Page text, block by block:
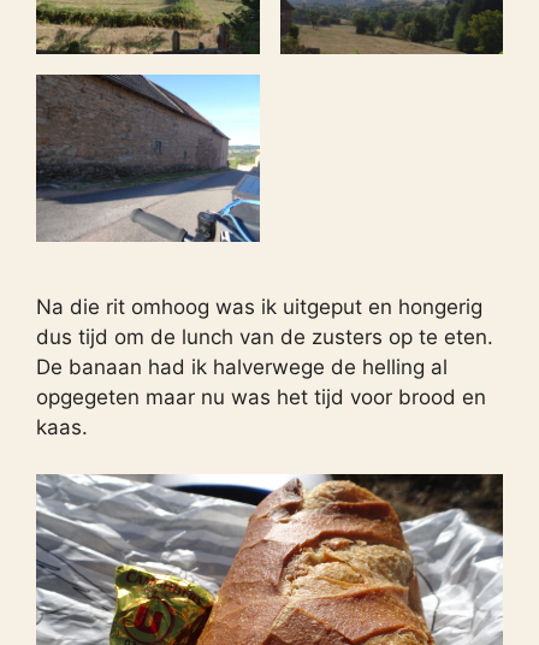
Na die rit omhoog was ik uitgeput en hongerig
dus tijd om de lunch van de zusters op te eten.
De banaan had ik halverwege de helling al
opgegeten maar nu was het tijd voor brood en
kaas.